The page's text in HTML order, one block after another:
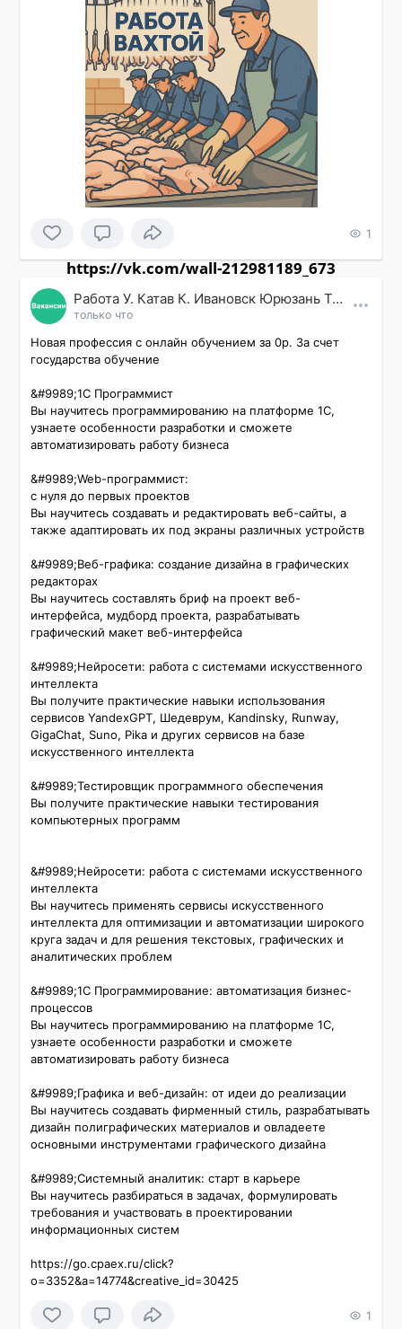
1
https://vk.com/wall-212981189_673
Работа У. Катав К. Ивановск Юрюзань Трехгорный
только что
Новая профессия с онлайн обучением за 0р. За счет
государства обучение
&#9989;1С Программист
Вы научитесь программированию на платформе 1С,
узнаете особенности разработки и сможете
автоматизировать работу бизнеса
&#9989;Web-программист:
с нуля до первых проектов
Вы научитесь создавать и редактировать веб-сайты, а
также адаптировать их под экраны различных устройств
&#9989;Веб-графика: создание дизайна в графических
редакторах
Вы научитесь составлять бриф на проект веб-
интерфейса, мудборд проекта, разрабатывать
графический макет веб-интерфейса
&#9989;Нейросети: работа с системами искусственного
интеллекта
Вы получите практические навыки использования
сервисов YandexGPT, Шедеврум, Kandinsky, Runway,
GigaChat, Suno, Pika и других сервисов на базе
искусственного интеллекта
&#9989;Тестировщик программного обеспечения
Вы получите практические навыки тестирования
компьютерных программ
&#9989;Нейросети: работа с системами искусственного
интеллекта
Вы научитесь применять сервисы искусственного
интеллекта для оптимизации и автоматизации широкого
круга задач и для решения текстовых, графических и
аналитических проблем
&#9989;1С Программирование: автоматизация бизнес-
процессов
Вы научитесь программированию на платформе 1С,
узнаете особенности разработки и сможете
автоматизировать работу бизнеса
&#9989;Графика и веб-дизайн: от идеи до реализации
Вы научитесь создавать фирменный стиль, разрабатывать
дизайн полиграфических материалов и овладеете
основными инструментами графического дизайна
&#9989;Системный аналитик: старт в карьере
Вы научитесь разбираться в задачах, формулировать
требования и участвовать в проектировании
информационных систем
https://go.cpaex.ru/click?
o=3352&a=14774&creative_id=30425
1